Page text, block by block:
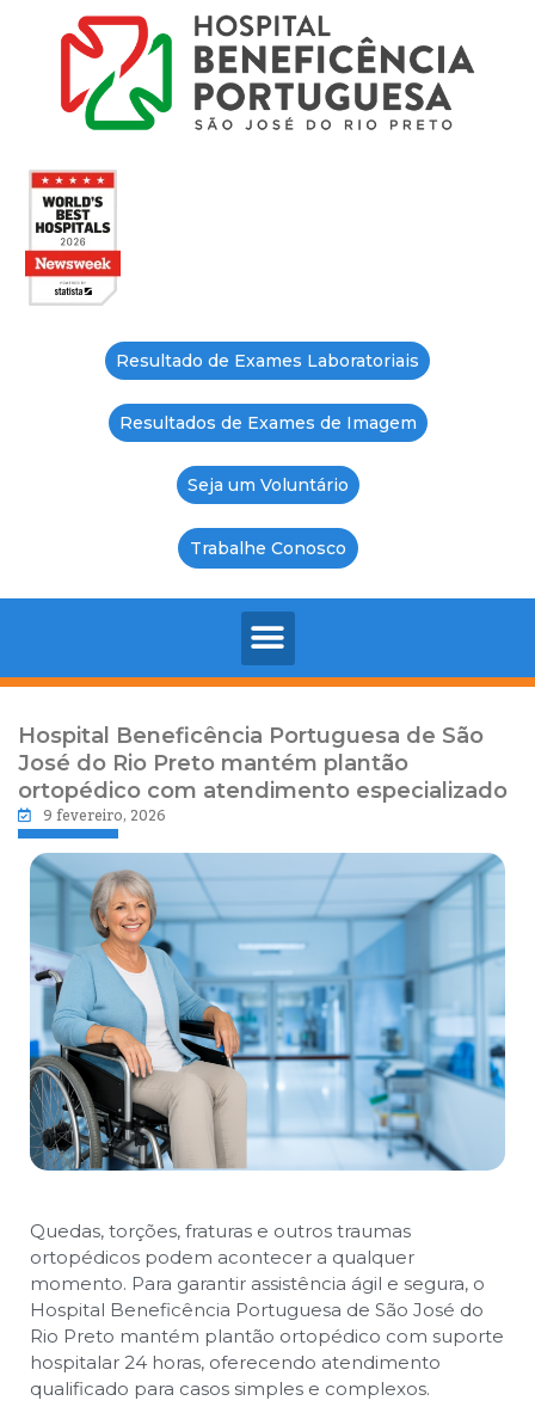
Resultado de Exames Laboratoriais
Resultados de Exames de Imagem
Seja um Voluntário
Trabalhe Conosco
Hospital Beneficência Portuguesa de São
José do Rio Preto mantém plantão
ortopédico com atendimento especializado
9 fevereiro, 2026
Quedas, torções, fraturas e outros traumas
ortopédicos podem acontecer a qualquer
momento. Para garantir assistência ágil e segura, o
Hospital Beneficência Portuguesa de São José do
Rio Preto mantém plantão ortopédico com suporte
hospitalar 24 horas, oferecendo atendimento
qualificado para casos simples e complexos.